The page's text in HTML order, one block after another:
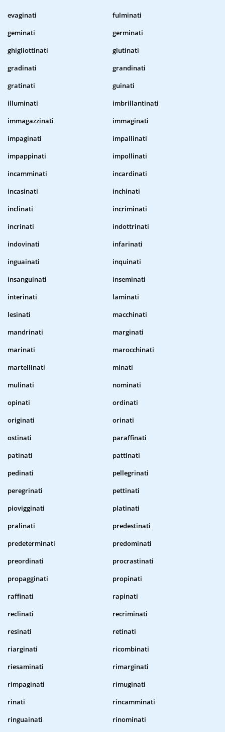
evaginati
fulminati
geminati
germinati
ghigliottinati
glutinati
gradinati
grandinati
gratinati
guinati
illuminati
imbrillantinati
immagazzinati
immaginati
impaginati
impallinati
impappinati
impollinati
incamminati
incardinati
incasinati
inchinati
inclinati
incriminati
incrinati
indottrinati
indovinati
infarinati
inguainati
inquinati
insanguinati
inseminati
interinati
laminati
lesinati
macchinati
mandrinati
marginati
marinati
marocchinati
martellinati
minati
mulinati
nominati
opinati
ordinati
originati
orinati
ostinati
paraffinati
patinati
pattinati
pedinati
pellegrinati
peregrinati
pettinati
piovigginati
platinati
pralinati
predestinati
predeterminati
predominati
preordinati
procrastinati
propagginati
propinati
raffinati
rapinati
reclinati
recriminati
resinati
retinati
riarginati
ricombinati
riesaminati
rimarginati
rimpaginati
rimuginati
rinati
rincamminati
ringuainati
rinominati